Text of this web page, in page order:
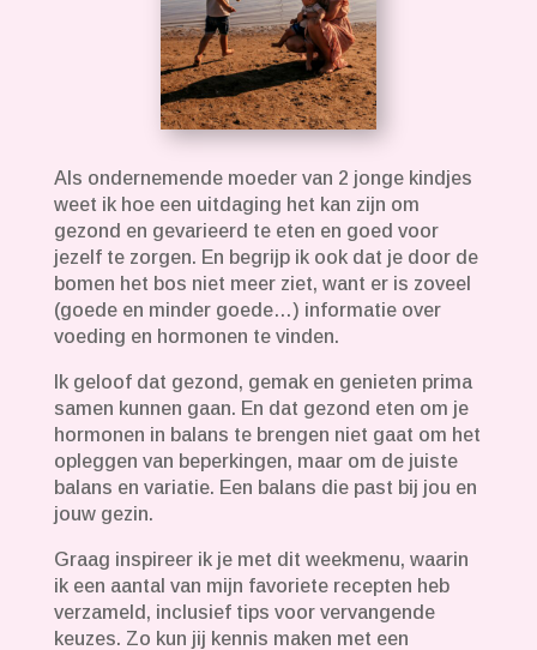
Als ondernemende moeder van 2 jonge kindjes
weet ik hoe een uitdaging het kan zijn om
gezond en gevarieerd te eten en goed voor
jezelf te zorgen. En begrijp ik ook dat je door de
bomen het bos niet meer ziet, want er is zoveel
(goede en minder goede…) informatie over
voeding en hormonen te vinden.
Ik geloof dat gezond, gemak en genieten prima
samen kunnen gaan. En dat gezond eten om je
hormonen in balans te brengen niet gaat om het
opleggen van beperkingen, maar om de juiste
balans en variatie. Een balans die past bij jou en
jouw gezin.
Graag inspireer ik je met dit weekmenu, waarin
ik een aantal van mijn favoriete recepten heb
verzameld, inclusief tips voor vervangende
keuzes. Zo kun jij kennis maken met een